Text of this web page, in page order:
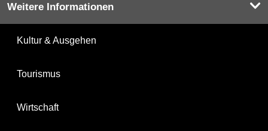
Weitere Informationen
Kultur & Ausgehen
Tourismus
Wirtschaft